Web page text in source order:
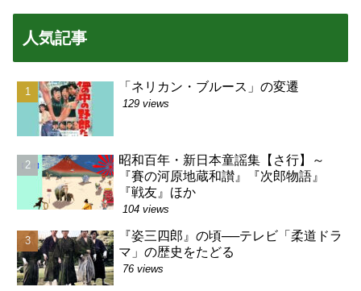
人気記事
「ネリカン・ブルース」の変遷
129 views
昭和百年・新日本童謡集【さ行】～
『賽の河原地蔵和讃』『次郎物語』
『戦友』ほか
104 views
『姿三四郎』の頃──テレビ「柔道ドラ
マ」の歴史をたどる
76 views